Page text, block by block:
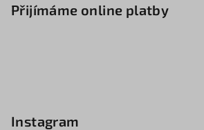
Přijímáme online platby
Instagram